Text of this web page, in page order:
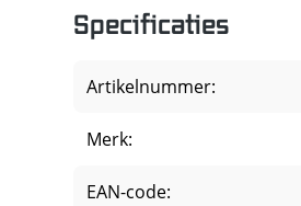
Specificaties
Artikelnummer:
Merk:
EAN-code: